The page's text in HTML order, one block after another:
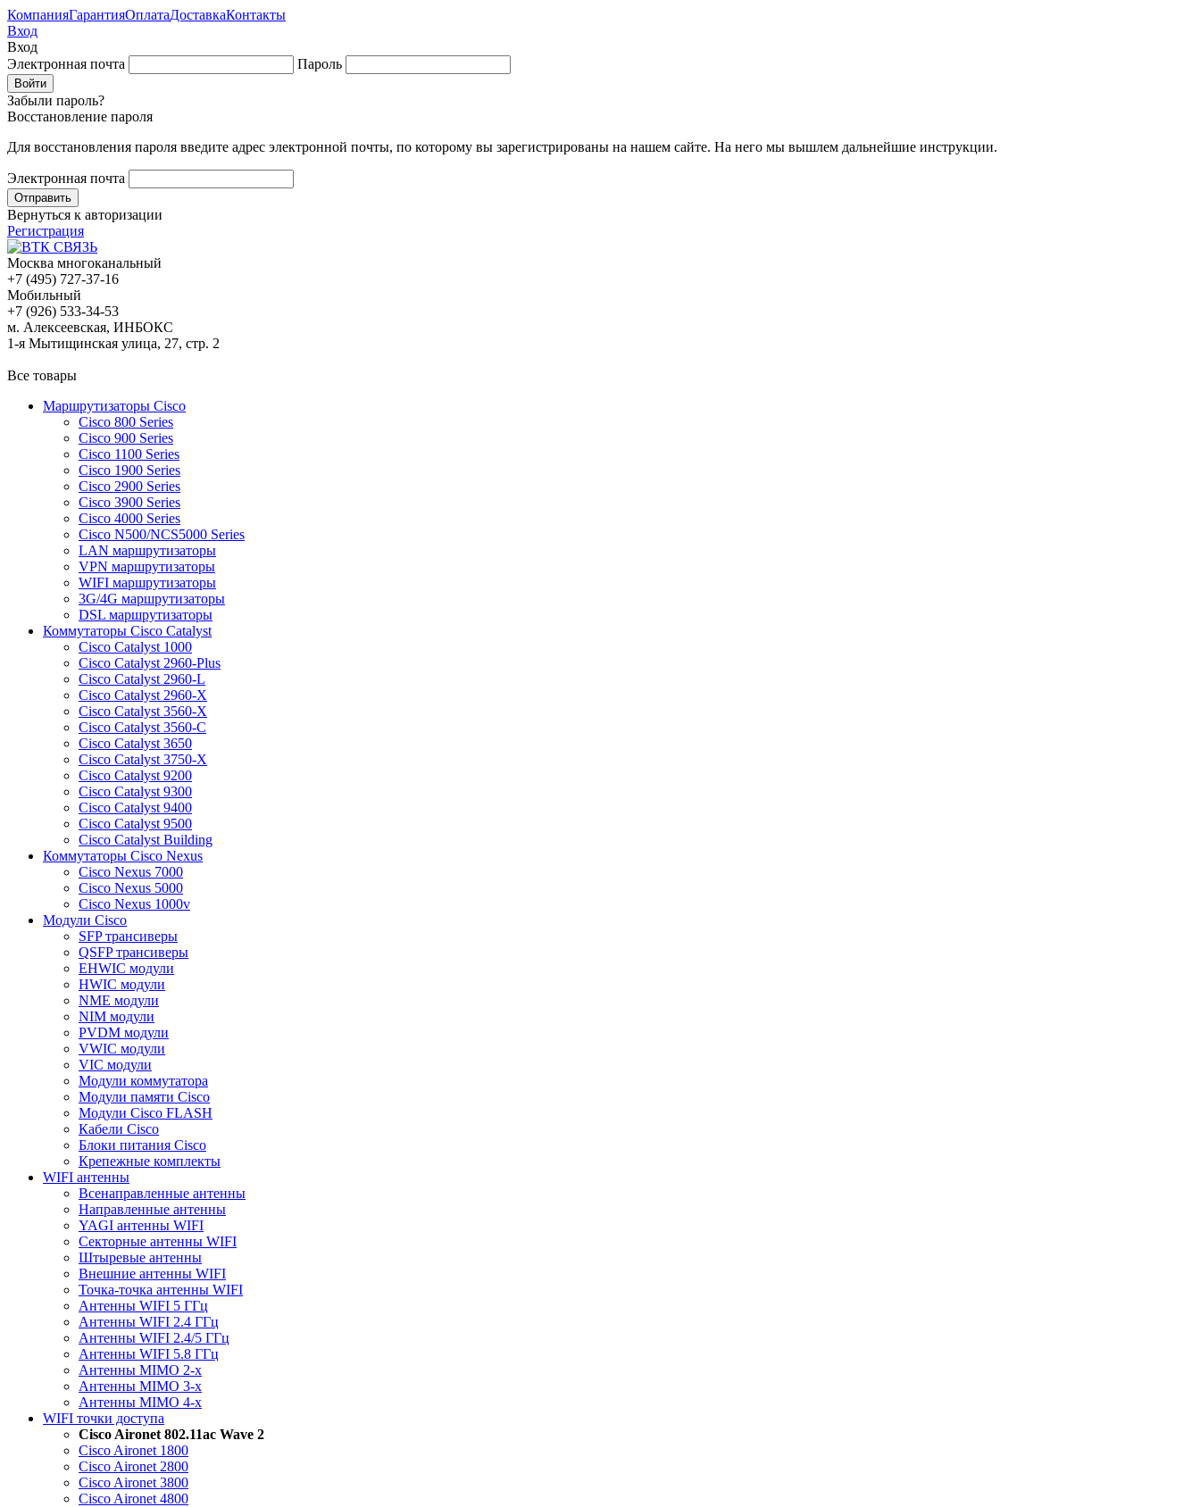
КомпанияГарантияОплатаДоставкаКонтакты
Вход
Вход
Электронная почта
Пароль
Забыли пароль?
Восстановление пароля
Для восстановления пароля введите адрес электронной почты, по которому вы зарегистрированы на нашем сайте. На него мы вышлем дальнейшие инструкции.
Электронная почта
Вернуться к авторизации
Регистрация
Москва многоканальный
+7 (495) 727-37-16
Мобильный
+7 (926) 533-34-53
м. Алексеевская, ИНБОКС
1-я Мытищинская улица, 27, стр. 2
Все товары
Маршрутизаторы Cisco
Cisco 800 Series
Cisco 900 Series
Cisco 1100 Series
Cisco 1900 Series
Cisco 2900 Series
Cisco 3900 Series
Cisco 4000 Series
Cisco N500/NCS5000 Series
LAN маршрутизаторы
VPN маршрутизаторы
WIFI маршрутизаторы
3G/4G маршрутизаторы
DSL маршрутизаторы
Коммутаторы Cisco Catalyst
Cisco Catalyst 1000
Cisco Catalyst 2960-Plus
Cisco Catalyst 2960-L
Cisco Catalyst 2960-X
Cisco Catalyst 3560-X
Cisco Catalyst 3560-C
Cisco Catalyst 3650
Cisco Catalyst 3750-X
Cisco Catalyst 9200
Cisco Catalyst 9300
Cisco Catalyst 9400
Cisco Catalyst 9500
Cisco Catalyst Building
Коммутаторы Cisco Nexus
Cisco Nexus 7000
Cisco Nexus 5000
Cisco Nexus 1000v
Модули Cisco
SFP трансиверы
QSFP трансиверы
EHWIC модули
HWIC модули
NME модули
NIM модули
PVDM модули
VWIC модули
VIC модули
Модули коммутатора
Модули памяти Cisco
Модули Cisco FLASH
Кабели Cisco
Блоки питания Cisco
Крепежные комплекты
WIFI антенны
Всенаправленные антенны
Направленные антенны
YAGI антенны WIFI
Секторные антенны WIFI
Штыревые антенны
Внешние антенны WIFI
Точка-точка антенны WIFI
Антенны WIFI 5 ГГц
Антенны WIFI 2.4 ГГц
Антенны WIFI 2.4/5 ГГц
Антенны WIFI 5.8 ГГц
Антенны MIMO 2-x
Антенны MIMO 3-x
Антенны MIMO 4-x
WIFI точки доступа
Cisco Aironet 802.11ac Wave 2
Cisco Aironet 1800
Cisco Aironet 2800
Cisco Aironet 3800
Cisco Aironet 4800